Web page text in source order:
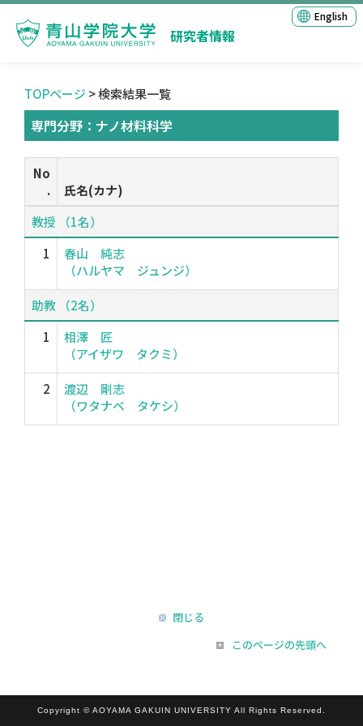
研究者情報
English
TOPページ > 検索結果一覧
専門分野：ナノ材料科学
No
.
氏名(カナ)
教授 （1名）
1
春山 純志
（ハルヤマ ジュンジ）
助教 （2名）
1
相澤 匠
（アイザワ タクミ）
2
渡辺 剛志
（ワタナベ タケシ）
閉じる
このページの先頭へ
Copyright © AOYAMA GAKUIN UNIVERSITY All Rights Reserved.